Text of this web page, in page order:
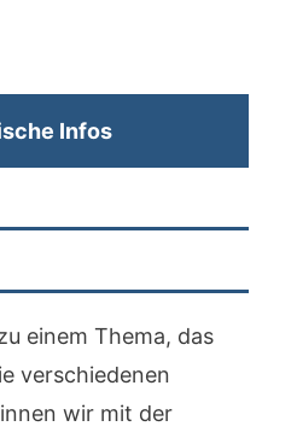
Infos
einem Thema, das
verschiedenen
wir mit der